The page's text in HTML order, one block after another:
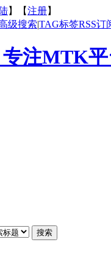
】【注册】
级搜索|TAG标签RSS订
搜索